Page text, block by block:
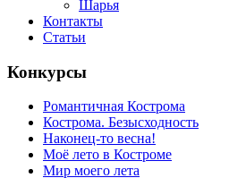
Шарья
Контакты
Статьи
Конкурсы
Романтичная Кострома
Кострома. Безысходность
Наконец-то весна!
Моё лето в Костроме
Мир моего лета